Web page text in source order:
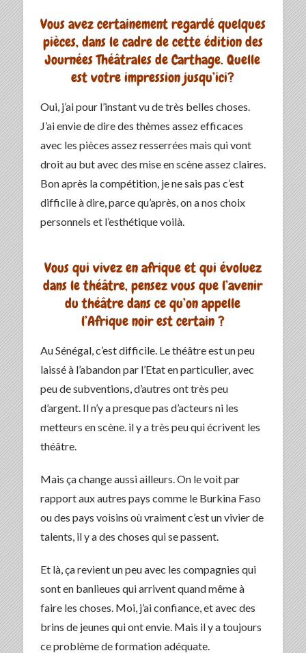
Vous avez certainement regardé quelques
pièces, dans le cadre de cette édition des
Journées Théâtrales de Carthage. Quelle
est votre impression jusqu’ici?
Oui, j’ai pour l’instant vu de très belles choses.
J’ai envie de dire des thèmes assez efficaces
avec les pièces assez resserrées mais qui vont
droit au but avec des mise en scène assez claires.
Bon après la compétition, je ne sais pas c’est
difficile à dire, parce qu’après, on a nos choix
personnels et l’esthétique voilà.
Vous qui vivez en afrique et qui évoluez
dans le théâtre, pensez vous que l’avenir
du théâtre dans ce qu’on appelle
l’Afrique noir est certain ?
Au Sénégal, c’est difficile. Le théâtre est un peu
laissé à l’abandon par l’Etat en particulier, avec
peu de subventions, d’autres ont très peu
d’argent. Il n’y a presque pas d’acteurs ni les
metteurs en scène. il y a très peu qui écrivent les
théâtre.
Mais ça change aussi ailleurs. On le voit par
rapport aux autres pays comme le Burkina Faso
ou des pays voisins où vraiment c’est un vivier de
talents, il y a des choses qui se passent.
Et là, ça revient un peu avec les compagnies qui
sont en banlieues qui arrivent quand même à
faire les choses. Moi, j’ai confiance, et avec des
brins de jeunes qui ont envie. Mais il y a toujours
ce problème de formation adéquate.